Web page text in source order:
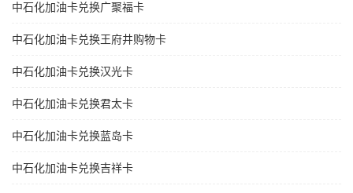
中石化加油卡兑换广聚福卡
中石化加油卡兑换王府井购物卡
中石化加油卡兑换汉光卡
中石化加油卡兑换君太卡
中石化加油卡兑换蓝岛卡
中石化加油卡兑换吉祥卡